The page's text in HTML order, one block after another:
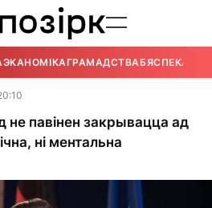
ЭКАНОМІКАГРАМАДСТВАБЯСПЕКА
не павінен закрывацца ад
ні ментальна